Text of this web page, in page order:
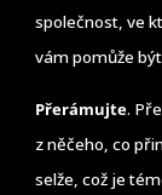
společnost, ve
vám pomůže
Přerámujte.
z něčeho, co
selže, což je